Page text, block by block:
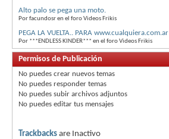
Alto palo se pega una moto.
Por facundosr en el foro Videos Frikis
PEGA LA VUELTA.. PARA www.cualquiera.com.ar
Por ***ENDLESS KINDER*** en el foro Videos Frikis
Permisos de Publicación
No puedes crear nuevos temas
No puedes responder temas
No puedes subir archivos adjuntos
No puedes editar tus mensajes
Trackbacks are Inactivo